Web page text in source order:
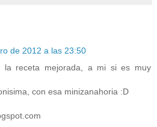
de 2012 a las 23:50
la receta mejorada, a mi si es muy
con esa minizanahoria :D